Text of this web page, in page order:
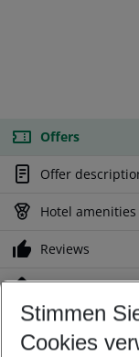
Offers
Offer
Hotel amenities
Reviews
Location
Customize your
Stimmen
Cookies